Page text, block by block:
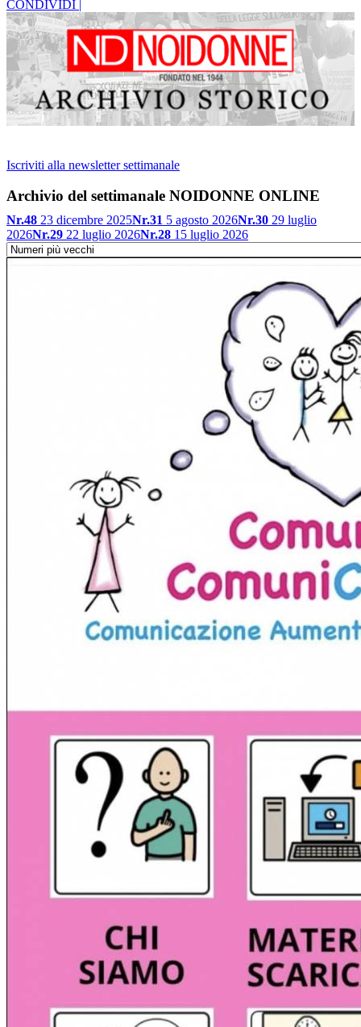
CONDIVIDI |
Iscriviti alla newsletter settimanale
Archivio del settimanale NOIDONNE ONLINE
Nr.48 23 dicembre 2025Nr.31 5 agosto 2026Nr.30 29 luglio
2026Nr.29 22 luglio 2026Nr.28 15 luglio 2026